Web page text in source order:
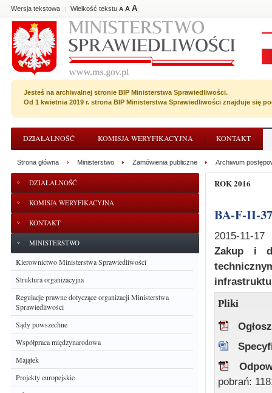
Wersja tekstowa | Wielkość tekstu A A A
Jesteś na archiwalnej stronie BIP Ministerstwa Sprawiedliwości.
Od 1 kwietnia 2019 r. strona BIP Ministerstwa Sprawiedliwości znajduje się
DZIAŁALNOŚĆ KOMISJA WERYFIKACYJNA KONTAKT
DZIAŁALNOŚĆ
KOMISJA WERYFIKACYJNA
KONTAKT
MINISTERSTWO
Kierownictwo Ministerstwa Sprawiedliwości
Struktura organizacyjna
Regulacje prawne dotyczące organizacji Ministerstwa
Sprawiedliwości
Sądy powszechne
Współpraca międzynarodowa
Majątek
Projekty europejskie
Strona główna Ministerstwo Zamówienia publiczne Archiwum
ROK 2016
BA-F-II-
2015-11-17
Zakup i
Pliki
pobrań: